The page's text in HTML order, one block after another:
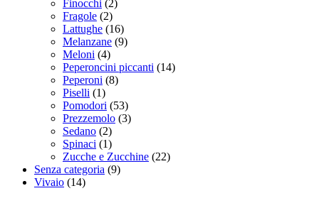
Finocchi (2)
Fragole (2)
Lattughe (16)
Melanzane (9)
Meloni (4)
Peperoncini piccanti (14)
Peperoni (8)
Piselli (1)
Pomodori (53)
Prezzemolo (3)
Sedano (2)
Spinaci (1)
Zucche e Zucchine (22)
Senza categoria (9)
Vivaio (14)